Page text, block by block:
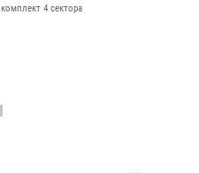
комплект 4 сектора